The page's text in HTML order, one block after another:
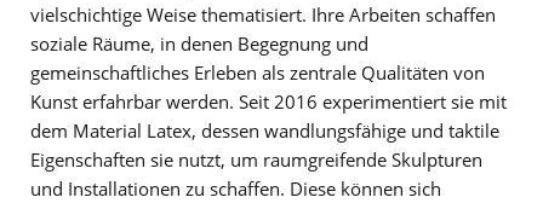
vielschichtige Weise thematisiert. Ihre Arbeiten schaffen
soziale Räume, in denen Begegnung und
gemeinschaftliches Erleben als zentrale Qualitäten von
Kunst erfahrbar werden. Seit 2016 experimentiert sie mit
dem Material Latex, dessen wandlungsfähige und taktile
Eigenschaften sie nutzt, um raumgreifende Skulpturen
und Installationen zu schaffen. Diese können sich